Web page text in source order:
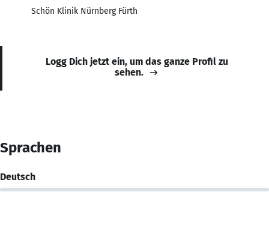
Schön Klinik Nürnberg Fürth
Logg Dich jetzt ein, um das ganze Profil zu
sehen.
Sprachen
Deutsch